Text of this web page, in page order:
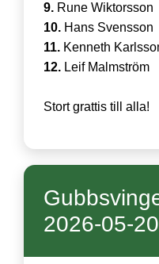
9. Rune Wiktorsson
10. Hans Svensson
11. Kenneth
12. Leif Malmström
Stort grattis till alla!
2026-05-20